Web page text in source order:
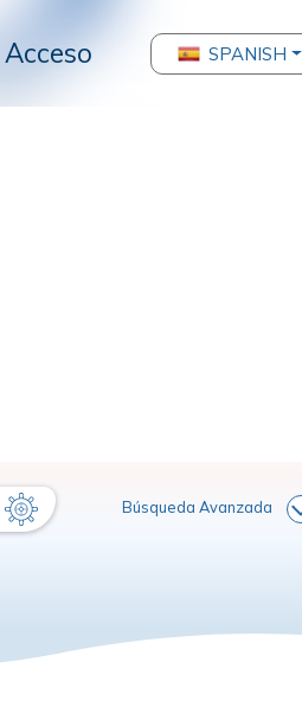
Acceso SPANISH
Búsqueda Avanzada